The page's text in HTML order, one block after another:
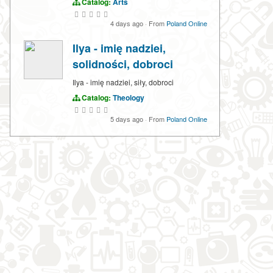
4 days ago · From Poland Online
Ilya - imię nadziei,
solidności, dobroci
Ilya - imię nadziei, siły, dobroci
Catalog: Theology
5 days ago · From Poland Online